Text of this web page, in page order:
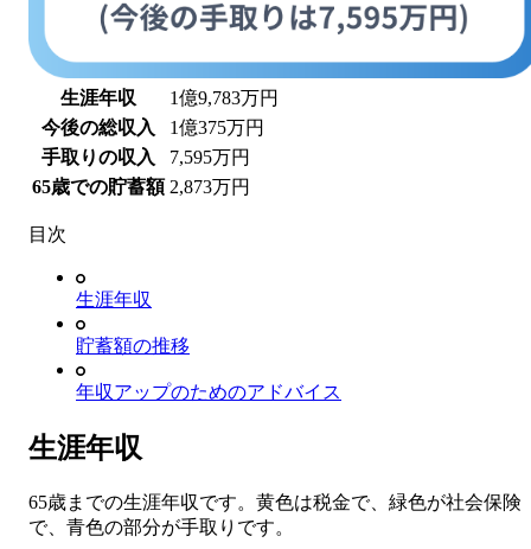
生涯年収 1億9,783万円
今後の総収入
1億375万円
手取りの収入
7,595万円
65歳での貯蓄額 2,873万円
目次
生涯年収
貯蓄額の推移
年収アップのためのアドバイス
生涯年収
65歳までの生涯年収です。黄色は税金で、緑色が社会保険
で、青色の部分が手取りです。